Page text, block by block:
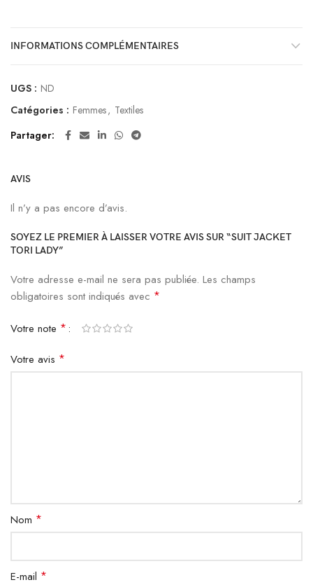
INFORMATIONS COMPLÉMENTAIRES
UGS : ND
Catégories : Femmes, Textiles
Partager
AVIS
Il n’y a pas encore d’avis.
SOYEZ LE PREMIER À LAISSER VOTRE AVIS SUR “SUIT JACKET
TORI LADY”
Votre adresse e-mail ne sera pas publiée. Les champs
obligatoires sont indiqués avec *
Votre note *
Votre avis *
Nom *
E-mail *